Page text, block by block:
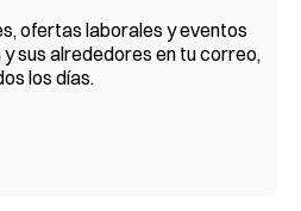
ofertas laborales y eventos
sus alrededores en tu correo,
los días.